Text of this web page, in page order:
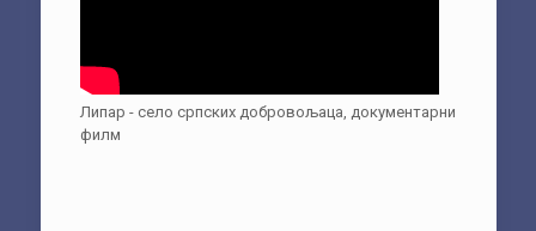
Липар - село српских добровољаца, документарни
филм